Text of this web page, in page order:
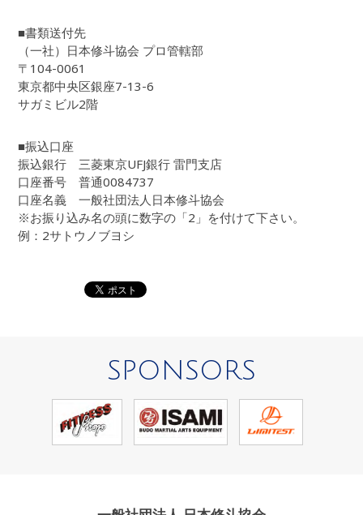
■書類送付先
（一社）日本修斗協会 プロ管轄部
〒104-0061
東京都中央区銀座7-13-6
サガミビル2階
■振込口座
振込銀行 三菱東京UFJ銀行 雷門支店
口座番号 普通0084737
口座名義 一般社団法人日本修斗協会
※お振り込み名の頭に数字の「2」を付けて下さい。
例：2サトウノブヨシ
SPONSORS